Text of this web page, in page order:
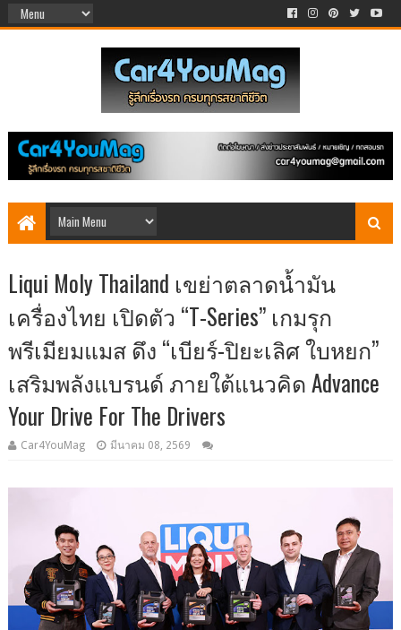
Liqui Moly Thailand เขย่าตลาดน้ำมัน
เครื่องไทย เปิดตัว “T-Series” เกมรุก
พรีเมียมแมส ดึง “เบียร์-ปิยะเลิศ ใบหยก”
เสริมพลังแบรนด์ ภายใต้แนวคิด Advance
Your Drive For The Drivers
Car4YouMag มีนาคม 08, 2569